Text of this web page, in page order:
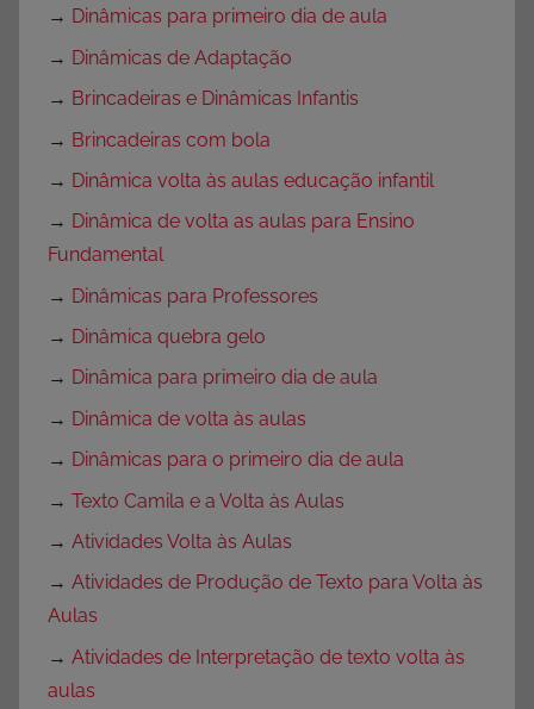
→ Dinâmicas para primeiro dia de aula
→ Dinâmicas de Adaptação
→ Brincadeiras e Dinâmicas Infantis
→ Brincadeiras com bola
→ Dinâmica volta às aulas educação infantil
→ Dinâmica de volta as aulas para Ensino
Fundamental
→ Dinâmicas para Professores
→ Dinâmica quebra gelo
→ Dinâmica para primeiro dia de aula
→ Dinâmica de volta às aulas
→ Dinâmicas para o primeiro dia de aula
→ Texto Camila e a Volta às Aulas
→ Atividades Volta às Aulas
→ Atividades de Produção de Texto para Volta às
Aulas
→ Atividades de Interpretação de texto volta às
aulas